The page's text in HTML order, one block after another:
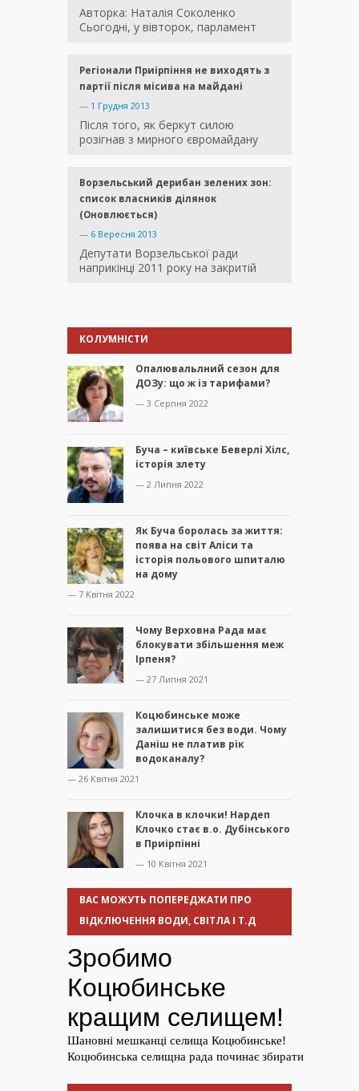
Авторка: Наталія Соколенко
Сьогодні, у вівторок, парламент
Регіонали Приірпіння не виходять з
партії після місива на майдані
— 1 Грудня 2013
Після того, як беркут силою
розігнав з мирного євромайдану
Ворзельський дерибан зелених зон:
список власників ділянок
(Оновлюється)
— 6 Вересня 2013
Депутати Ворзельської ради
наприкінці 2011 року на закритій
КОЛУМНІСТИ
Опалювальлний сезон для
ДОЗу: що ж із тарифами?
— 3 Серпня 2022
Буча – київське Беверлі Хілс,
історія злету
— 2 Липня 2022
Як Буча боролась за життя:
поява на світ Аліси та
історія польового шпиталю
на дому
— 7 Квітня 2022
Чому Верховна Рада має
блокувати збільшення меж
Ірпеня?
— 27 Липня 2021
Коцюбинське може
залишитися без води. Чому
Даніш не платив рік
водоканалу?
— 26 Квітня 2021
Клочка в клочки! Нардеп
Клочко стає в.о. Дубінського
в Приірпінні
— 10 Квітня 2021
ВАС МОЖУТЬ ПОПЕРЕДЖАТИ ПРО
ВІДКЛЮЧЕННЯ ВОДИ, СВІТЛА І Т.Д